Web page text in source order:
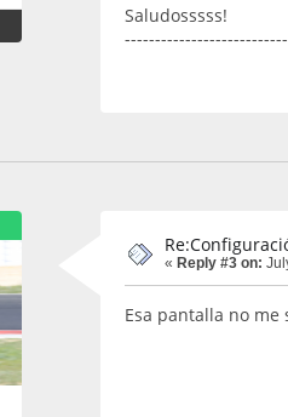
Saludosssss!
« Reply #3 on:
Esa pantalla no